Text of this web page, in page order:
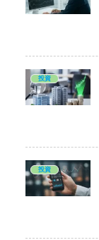
投資
投資